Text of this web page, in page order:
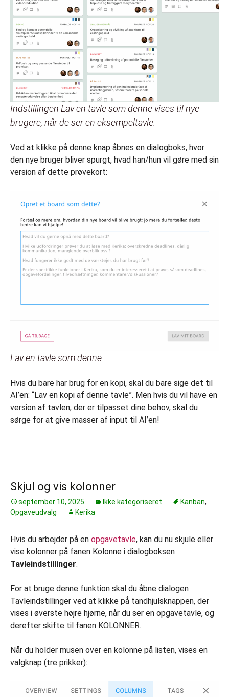
Indstillingen Lav en tavle som denne vises til nye
brugere, når de ser en eksempeltavle.
Ved at klikke på denne knap åbnes en dialogboks, hvor
den nye bruger bliver spurgt, hvad han/hun vil gøre med sin
version af dette prøvekort:
Lav en tavle som denne
Hvis du bare har brug for en kopi, skal du bare sige det til
AI’en: “Lav en kopi af denne tavle”. Men hvis du vil have en
version af tavlen, der er tilpasset dine behov, skal du
sørge for at give masser af input til AI’en!
Skjul og vis kolonner
september 10, 2025 Ikke kategoriseret Kanban,
Opgaveudvalg
Kerika
Hvis du arbejder på en opgavetavle, kan du nu skjule eller
vise kolonner på fanen Kolonne i dialogboksen
Tavleindstillinger.
For at bruge denne funktion skal du åbne dialogen
Tavleindstillinger ved at klikke på tandhjulsknappen, der
vises i øverste højre hjørne, når du ser en opgavetavle, og
derefter skifte til fanen KOLONNER.
Når du holder musen over en kolonne på listen, vises en
valgknap (tre prikker):